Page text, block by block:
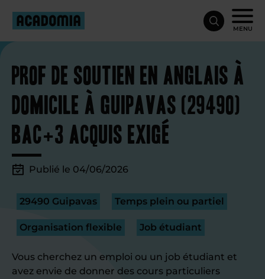
MENU
Prof de soutien en anglais à
domicile à Guipavas (29490)
Bac+3 acquis exigé
Publié le 04/06/2026
29490 Guipavas Temps plein ou partiel
Organisation flexible Job étudiant
Vous cherchez un emploi ou un job étudiant et
avez envie de donner des cours particuliers